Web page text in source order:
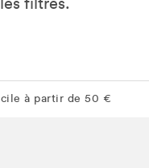
à partir de 50 €